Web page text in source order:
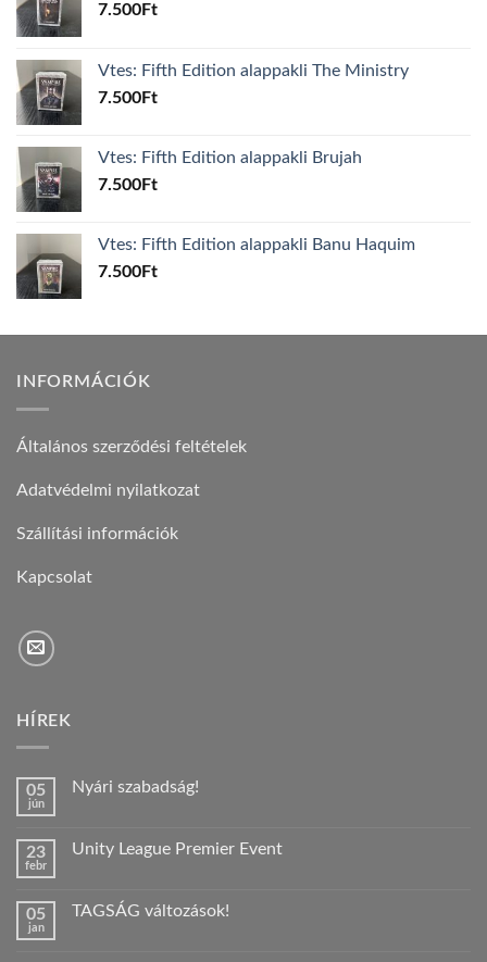
7.500Ft
Vtes: Fifth Edition alappakli The Ministry
7.500Ft
Vtes: Fifth Edition alappakli Brujah
7.500Ft
Vtes: Fifth Edition alappakli Banu Haquim
7.500Ft
INFORMÁCIÓK
Általános szerződési feltételek
Adatvédelmi nyilatkozat
Szállítási információk
Kapcsolat
HÍREK
05
jún
Nyári szabadság!
Nyári
23
febr
Unity League Premier Event
Unity
05
jan
TAGSÁG változások!